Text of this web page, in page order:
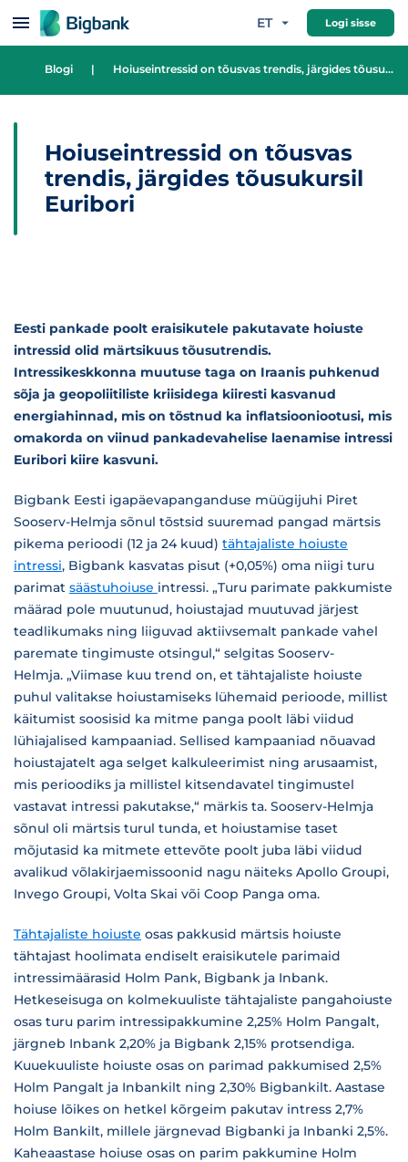
Hüppa sisu juurde ET Logi sisse
Blogi | Hoiuseintressid on tõusvas trendis, järgides tõusukursil Euribori
Hoiuseintressid on tõusvas
trendis, järgides tõusukursil
Euribori
Eesti pankade poolt eraisikutele pakutavate hoiuste
intressid olid märtsikuus tõusutrendis.
Intressikeskkonna muutuse taga on Iraanis puhkenud
sõja ja geopoliitiliste kriisidega kiiresti kasvanud
energiahinnad, mis on tõstnud ka inflatsiooniootusi, mis
omakorda on viinud pankadevahelise laenamise intressi
Euribori kiire kasvuni.
Bigbank Eesti igapäevapanganduse müügijuhi Piret
Sooserv-Helmja sõnul tõstsid suuremad pangad märtsis
pikema perioodi (12 ja 24 kuud) tähtajaliste hoiuste
intressi, Bigbank kasvatas pisut (+0,05%) oma niigi turu
parimat säästuhoiuse intressi. „Turu parimate pakkumiste
määrad pole muutunud, hoiustajad muutuvad järjest
teadlikumaks ning liiguvad aktiivsemalt pankade vahel
paremate tingimuste otsingul,“ selgitas Sooserv-
Helmja. „Viimase kuu trend on, et tähtajaliste hoiuste
puhul valitakse hoiustamiseks lühemaid perioode, millist
käitumist soosisid ka mitme panga poolt läbi viidud
lühiajalised kampaaniad. Sellised kampaaniad nõuavad
hoiustajatelt aga selget kalkuleerimist ning arusaamist,
mis perioodiks ja millistel kitsendavatel tingimustel
vastavat intressi pakutakse,“ märkis ta. Sooserv-Helmja
sõnul oli märtsis turul tunda, et hoiustamise taset
mõjutasid ka mitmete ettevõte poolt juba läbi viidud
avalikud võlakirjaemissoonid nagu näiteks Apollo Groupi,
Invego Groupi, Volta Skai või Coop Panga oma.
Tähtajaliste hoiuste osas pakkusid märtsis hoiuste
tähtajast hoolimata endiselt eraisikutele parimaid
intressimäärasid Holm Pank, Bigbank ja Inbank.
Hetkeseisuga on kolmekuuliste tähtajaliste pangahoiuste
osas turu parim intressipakkumine 2,25% Holm Pangalt,
järgneb Inbank 2,20% ja Bigbank 2,15% protsendiga.
Kuuekuuliste hoiuste osas on parimad pakkumised 2,5%
Holm Pangalt ja Inbankilt ning 2,30% Bigbankilt. Aastase
hoiuse lõikes on hetkel kõrgeim pakutav intress 2,7%
Holm Bankilt, millele järgnevad Bigbanki ja Inbanki 2,5%.
Kaheaastase hoiuse osas on parim pakkumine Holm